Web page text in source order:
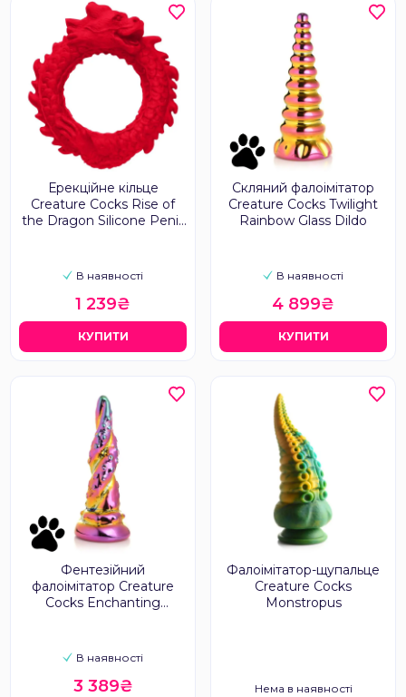
Ерекційне кільце
Creature Cocks Rise of
the Dragon Silicone Penis
В наявності
1 239₴
КУПИТИ
Скляний фалоімітатор
Creature Cocks Twilight
Rainbow Glass Dildo
В наявності
4 899₴
КУПИТИ
Фентезійний
фалоімітатор Creature
Cocks Enchanting
В наявності
3 389₴
Фалоімітатор-щупальце
Creature Cocks
Monstropus
Нема в наявності